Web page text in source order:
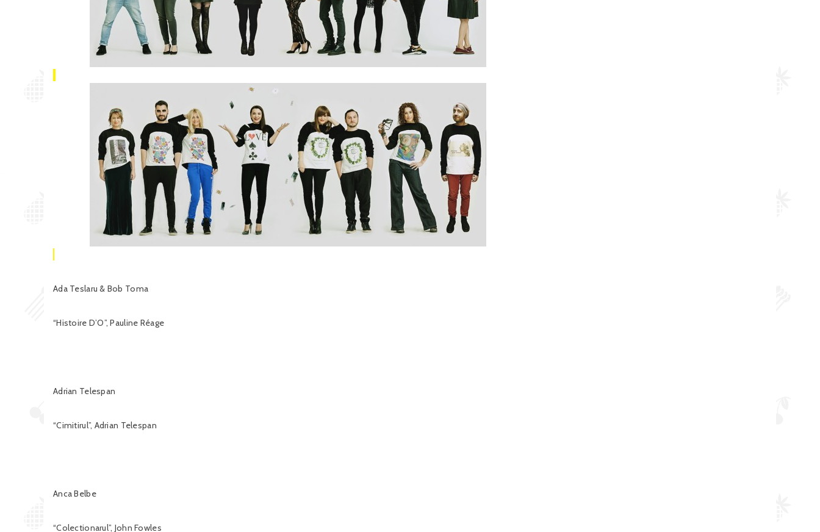
Ada Teslaru & Bob Toma
“Histoire D’O”, Pauline Réage
Adrian Telespan
“Cimitirul”, Adrian Telespan
Anca Belbe
“Colectionarul”, John Fowles